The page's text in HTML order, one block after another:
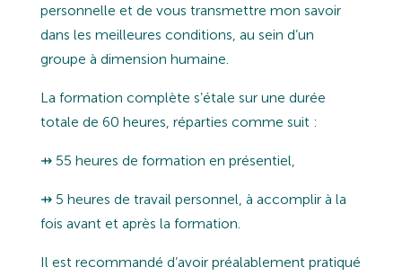
personnelle et de vous transmettre mon savoir
dans les meilleures conditions, au sein d’un
groupe à dimension humaine.
La formation complète s’étale sur une durée
totale de 60 heures, réparties comme suit :
⇸ 55 heures de formation en présentiel,
⇸ 5 heures de travail personnel, à accomplir à la
fois avant et après la formation.
Il est recommandé d’avoir préalablement pratiqué